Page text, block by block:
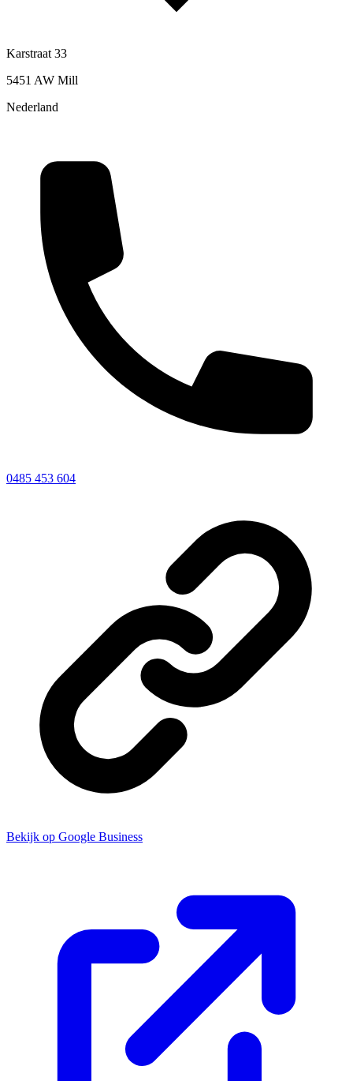
Karstraat 33
5451 AW Mill
Nederland
0485 453 604
Bekijk op Google Business